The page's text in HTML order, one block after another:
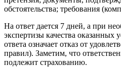
обстоятельства; требования
На ответ дается 7 дней, а при
экспертизы качества оказанных
ответа означает отказ от
правил). Заметим, что
подлежит страхованию.